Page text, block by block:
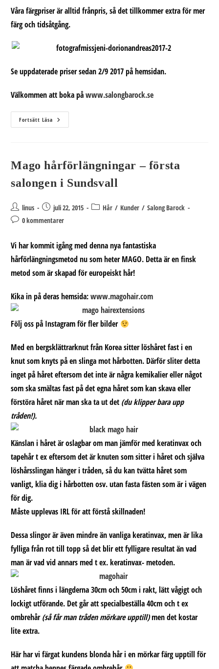
inlägget:
Våra färgpriser är alltid frånpris, så det tillkommer extra för mer
färg och tidsåtgång.
Se uppdaterade priser sedan 2/9 2017 på hemsidan.
Välkommen att boka påwww.salongbarock.se
Fortsätt Läsa Www.salongbarock.se
Mago hårförlängningar – första
salongen i Sundsvall
Inläggsförfattare:
linus
Inlägget
publicerat:
juli 22, 2015 Inläggskategori:
Hår / Kunder / Salong Barock
Kommentarer
inlägget:
0 kommentarer
Vi har kommit igång med denna nya fantastiska
hårförlängningsmetod nu som heter MAGO. Detta är en finsk
metod som är skapad för europeiskt hår!
Kika in på deras hemsida:www.magohair.com
Följ oss på Instagram för fler bilder
Med en bergsklättrarknut från Korea sitter löshåret fast i en
knut som knyts på en slinga mot hårbotten. Därför sliter detta
inget på håret eftersom det inte är några kemikalier eller något
som ska smältas fast på det egna håret som kan skava eller
förstöra håret när man ska ta ut det (du klipper bara upp
tråden!).
Känslan i håret är oslagbar om man jämför med keratinvax och
tapehår t ex eftersom det är knuten som sitter i håret och själva
löshårsslingan hänger i tråden, så du kan tvätta håret som
vanligt, klia dig i hårbotten osv. utan fasta fästen som är i vägen
för dig.
Måste upplevas IRL för att förstå skillnaden!
Dessa slingor är även mindre än vanliga keratinvax, men är lika
fylliga från rot till topp så det blir ett fylligare resultat än vad
man är vad vid annars med t ex. keratinvax- metoden.
Löshåret finns i längderna 30cm och 50cm i rakt, lätt vågigt och
lockigt utförande. Det går att specialbeställa 40cm och t ex
ombrehår(så får man tråden mörkare upptill)men det kostar
lite extra.
Här har vi färgat kundens blonda hår i en mörkar färg upptill för